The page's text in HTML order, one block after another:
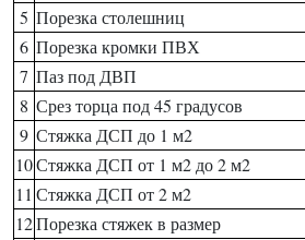
5 Порезка столешниц
6 Порезка кромки ПВХ
7 Паз под ДВП
8 Срез торца под 45 градусов
9 Стяжка ДСП до 1 м2
10Стяжка ДСП от 1 м2 до 2 м2
11 Стяжка ДСП от 2 м2
12Порезка стяжек в размер